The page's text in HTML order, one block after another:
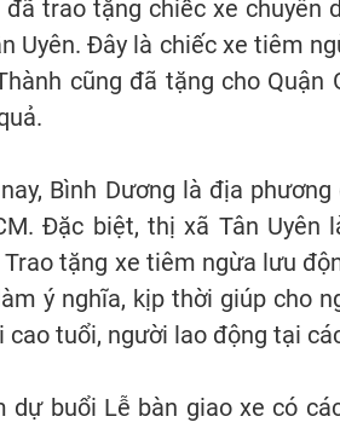
đã trao tặng chiếc xe chuyên
Uyên. Đây là chiếc xe tiêm
cũng đã tặng cho
Bình Dương là địa
Đặc biệt, thị xã Tân
Trao tặng xe tiêm ngừa lưu
ý nghĩa, kịp thời giúp cho
cao tuổi, người lao động tại
dự buổi Lễ bàn giao xe có